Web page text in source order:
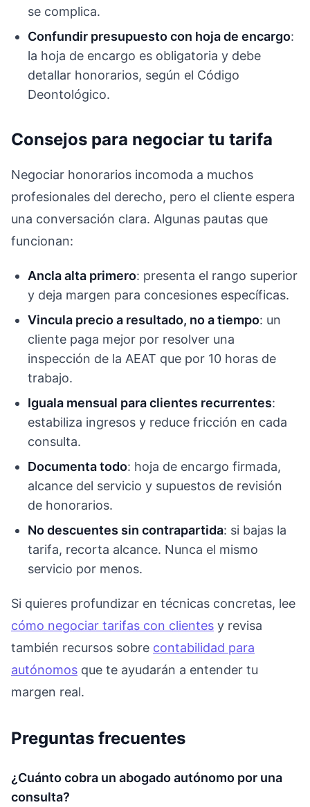
se complica.
Confundir presupuesto con hoja de encargo:
la hoja de encargo es obligatoria y debe
detallar honorarios, según el Código
Deontológico.
Consejos para negociar tu tarifa
Negociar honorarios incomoda a muchos
profesionales del derecho, pero el cliente espera
una conversación clara. Algunas pautas que
funcionan:
Ancla alta primero: presenta el rango superior
y deja margen para concesiones específicas.
Vincula precio a resultado, no a tiempo: un
cliente paga mejor por resolver una
inspección de la AEAT que por 10 horas de
trabajo.
Iguala mensual para clientes recurrentes:
estabiliza ingresos y reduce fricción en cada
consulta.
Documenta todo: hoja de encargo firmada,
alcance del servicio y supuestos de revisión
de honorarios.
No descuentes sin contrapartida: si bajas la
tarifa, recorta alcance. Nunca el mismo
servicio por menos.
Si quieres profundizar en técnicas concretas, lee
cómo negociar tarifas con clientes y revisa
también recursos sobre contabilidad para
autónomos que te ayudarán a entender tu
margen real.
Preguntas frecuentes
¿Cuánto cobra un abogado autónomo por una
consulta?